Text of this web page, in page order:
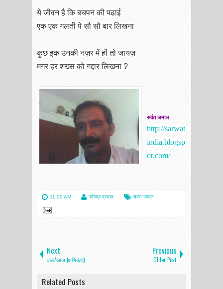
ये जीवन है कि बचपन की पढाई
एक एक गलती पे सौ सौ बार लिखना
कुछ इक उनकी नज़र में हों तो जायज़
मगर हर शख्स को गद्दार लिखना ?
सर्वत जमाल
http://sarwat
india.blogsp
ot.com/
11:00 AM रवीन्द्र प्रभात सर्वत जमाल
Next
कल/आज (क्षणिकाएं)
Previous
Older Post
Related Posts